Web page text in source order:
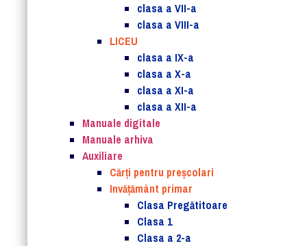
clasa a VII-a
clasa a VIII-a
LICEU
clasa a IX-a
clasa a X-a
clasa a XI-a
clasa a XII-a
Manuale digitale
Manuale arhiva
Auxiliare
Cărţi pentru preşcolari
Invățământ primar
Clasa Pregătitoare
Clasa 1
Clasa a 2-a